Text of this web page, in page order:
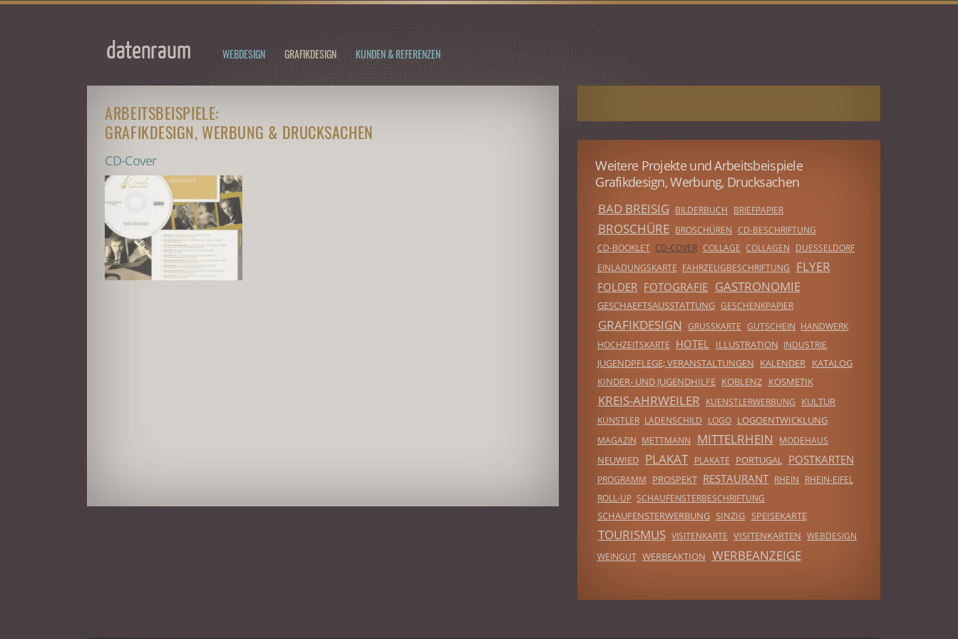
WEBDESIGN GRAFIKDESIGN KUNDEN & REFERENZEN
ARBEITSBEISPIELE:
GRAFIKDESIGN, WERBUNG & DRUCKSACHEN
CD-Cover
Weitere Projekte und Arbeitsbeispiele
Grafikdesign, Werbung, Drucksachen
BAD BREISIG BILDERBUCH BRIEFPAPIER
BROSCHÜRE BROSCHÜREN CD-BESCHRIFTUNG
CD-BOOKLET CD-COVER COLLAGE COLLAGEN
DUESSELDORF
EINLADUNGSKARTE FAHRZEUGBESCHRIFTUNG FLYER
FOLDER FOTOGRAFIE GASTRONOMIE
GESCHAEFTSAUSSTATTUNG GESCHENKPAPIER
GRAFIKDESIGN GRUSSKARTE GUTSCHEIN HANDWERK
HOCHZEITSKARTE
HOTEL ILLUSTRATION INDUSTRIE
JUGENDPFLEGE; VERANSTALTUNGEN KALENDER KATALOG
KINDER- UND JUGENDHILFE KOBLENZ KOSMETIK
KREIS-AHRWEILER KUENSTLERWERBUNG KULTUR
KÜNSTLER LADENSCHILD LOGO LOGOENTWICKLUNG
MAGAZIN METTMANN MITTELRHEIN MODEHAUS
NEUWIED PLAKAT PLAKATE PORTUGAL POSTKARTEN
PROGRAMM PROSPEKT RESTAURANT RHEIN
RHEIN-EIFEL
ROLL-UP SCHAUFENSTERBESCHRIFTUNG
SCHAUFENSTERWERBUNG SINZIG SPEISEKARTE
TOURISMUS VISITENKARTE VISITENKARTEN
WEBDESIGN
WEINGUT WERBEAKTION WERBEANZEIGE